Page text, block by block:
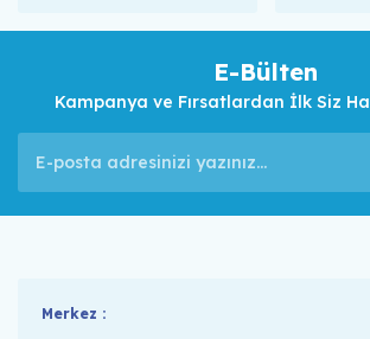
E-Bülten
Kampanya ve Fırsatlardan İlk Siz
Merkez :